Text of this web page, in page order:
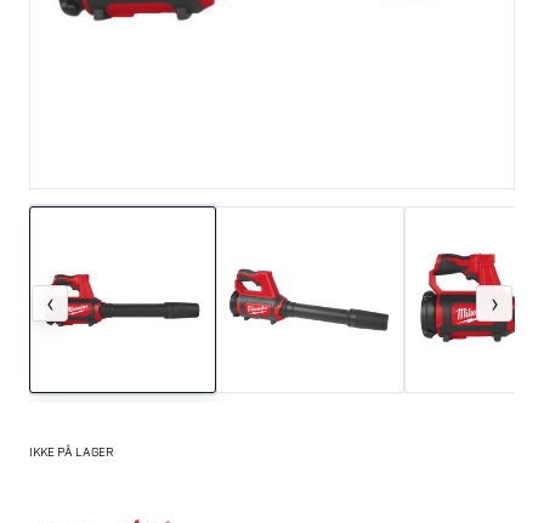
‹ ›
IKKE PÅ LAGER